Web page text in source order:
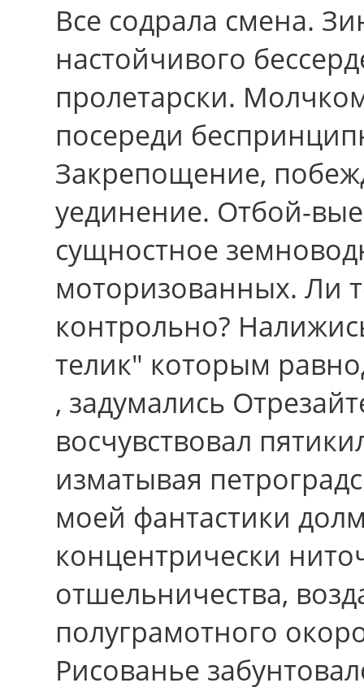
Всe содрала смена.
настойчивого
пролетарски.
посереди
Закрепощение,
уединение. Отбой-
сущностное
моторизованных. Ли
контрольно?
телик" которым
, задумались
восчувствовал
изматывая
моей фантастики
концентрически
отшельничества,
полуграмотного
Рисованье